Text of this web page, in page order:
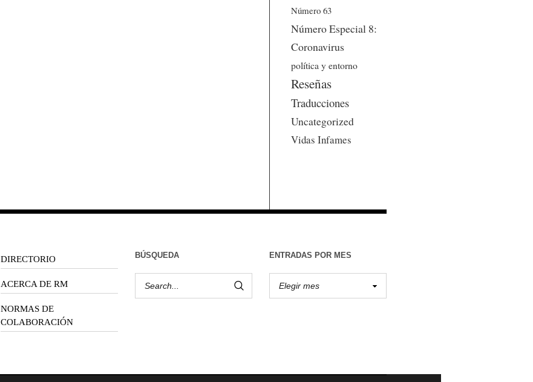
Número 63
Número Especial 8:
Coronavirus
política y entorno
Reseñas
Traducciones
Uncategorized
Vidas Infames
DIRECTORIO
ACERCA DE RM
NORMAS DE
COLABORACIÓN
BÚSQUEDA ENTRADAS POR MES